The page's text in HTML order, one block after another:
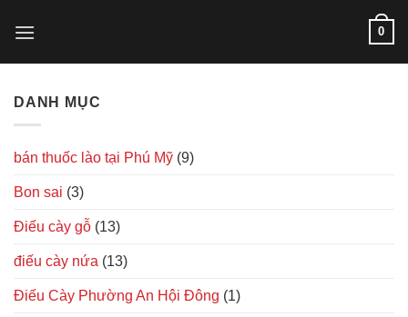
0
DANH MỤC
bán thuốc lào tại Phú Mỹ (9)
Bon sai (3)
Điếu cày gỗ (13)
điếu cày nứa (13)
Điếu Cày Phường An Hội Đông (1)